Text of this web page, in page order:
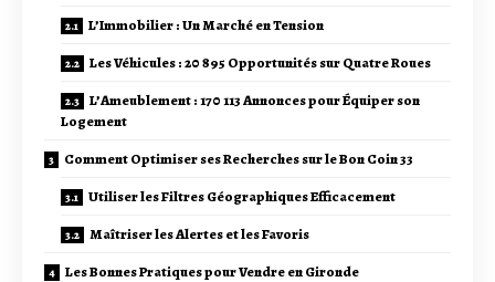
L’Immobilier : Un Marché en Tension
Les Véhicules : 20 895 Opportunités sur Quatre Roues
L’Ameublement : 170 113 Annonces pour Équiper son
Logement
Comment Optimiser ses Recherches sur le Bon Coin 33
Utiliser les Filtres Géographiques Efficacement
Maîtriser les Alertes et les Favoris
Les Bonnes Pratiques pour Vendre en Gironde